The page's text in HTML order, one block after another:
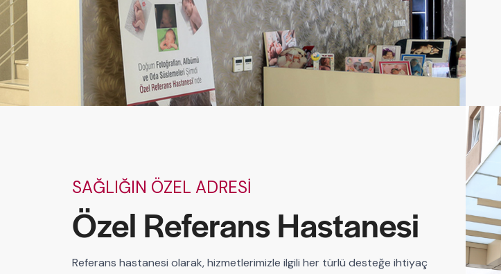
SAĞLIĞIN ÖZEL ADRESİ
Özel Referans Hastanesi
Referans hastanesi olarak, hizmetlerimizle ilgili her türlü desteğe ihtiyaç